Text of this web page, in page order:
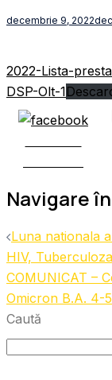
decembrie 9, 2022
2022-Lista-
DSP-Olt-1
Navigare
Luna nationala
HIV,
COMUNICAT –
Omicron B.A. 4-5
Caută